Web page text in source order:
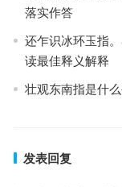
落实作答
还乍识冰环玉指
读最佳释义解释
壮观东南指是什
发表回复